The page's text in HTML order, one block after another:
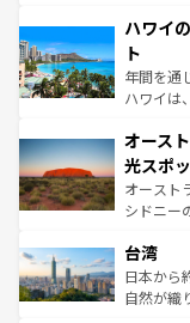
着のスイ
のような
ンメント
西部には
ストーン
文化が魅
しみなが
るだろう
ならではの贅
情報は
ハワイ
ト
年間を通
ハワイは
ワイ島は
島だが、
おすすめ
文化や歴
人々、お
ク、伝統
っている
オース
光スポ
オースト
シドニー
リアリー
ク）、タ
ど、見ど
台湾
日本から
自然が織